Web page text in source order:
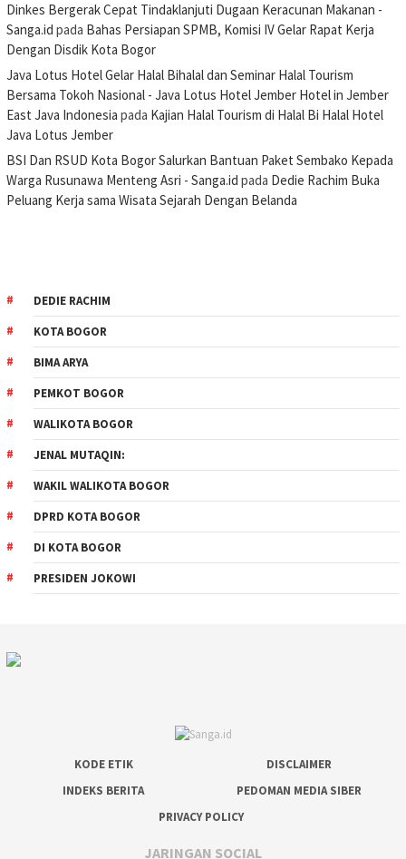
Dinkes Bergerak Cepat Tindaklanjuti Dugaan Keracunan Makanan -
Sanga.id pada Bahas Persiapan SPMB, Komisi IV Gelar Rapat Kerja
Dengan Disdik Kota Bogor
Java Lotus Hotel Gelar Halal Bihalal dan Seminar Halal Tourism
Bersama Tokoh Nasional - Java Lotus Hotel Jember Hotel in Jember
East Java Indonesia pada Kajian Halal Tourism di Halal Bi Halal Hotel
Java Lotus Jember
BSI Dan RSUD Kota Bogor Salurkan Bantuan Paket Sembako Kepada
Warga Rusunawa Menteng Asri - Sanga.id pada Dedie Rachim Buka
Peluang Kerja sama Wisata Sejarah Dengan Belanda
DEDIE RACHIM
KOTA BOGOR
BIMA ARYA
PEMKOT BOGOR
WALIKOTA BOGOR
JENAL MUTAQIN:
WAKIL WALIKOTA BOGOR
DPRD KOTA BOGOR
DI KOTA BOGOR
PRESIDEN JOKOWI
KODE ETIK
DISCLAIMER
INDEKS BERITA
PEDOMAN MEDIA SIBER
PRIVACY POLICY
JARINGAN SOCIAL